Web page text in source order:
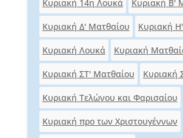
Κυριακή 14η Λουκά Κυριακή Β'
Κυριακή Δ' Ματθαίου Κυριακή
Κυριακή Λουκά Κυριακή
Κυριακή ΣΤ' Ματθαίου Κυριακή
Κυριακή Τελώνου και Φαρισαίου
Κυριακή προ των Χριστουγέννων